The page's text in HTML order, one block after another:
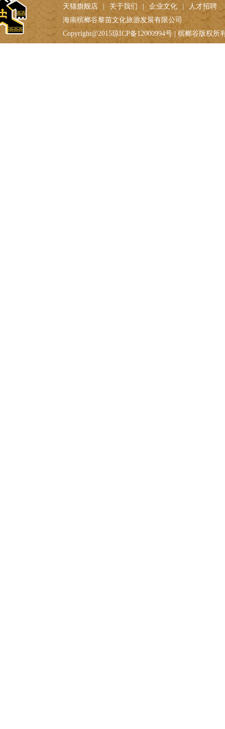
天猫旗舰店
关于我们 企业文化
人才招聘
海南槟榔谷黎苗文化旅游发展有限公司
Copyright@2015琼ICP备12000994号 | 槟榔谷版权所